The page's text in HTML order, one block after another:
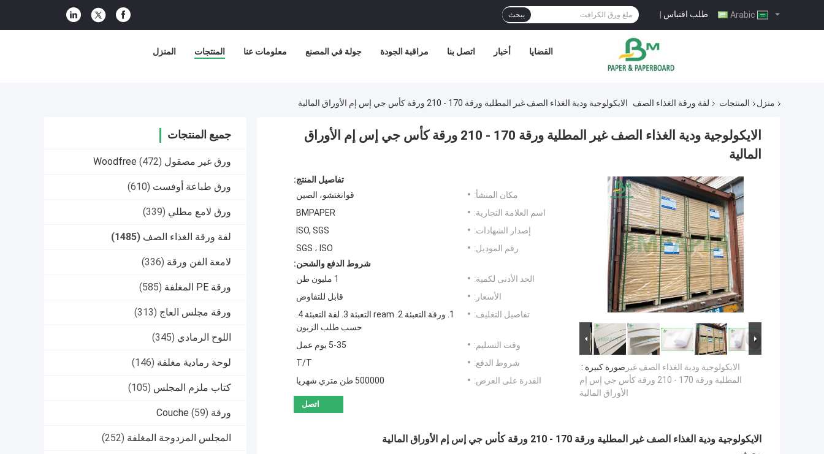
طلب اقتباس | يبحث
المنزل المنتجات معلومات عنا جولة في المصنع مراقبة الجودة اتصل بنا أخبار القضايا
منزل المنتجات لفة ورقة الغذاء الصف الايكولوجية ودية الغذاء الصف غير المطلية ورقة 170 - 210 ورقة كأس جي إس إم الأوراق المالية
جميع المنتجات
ورق غير مصقول Woodfree (472)
ورق طباعة أوفست (610)
ورق لامع مطلي (339)
لفة ورقة الغذاء الصف (1485)
لامعة الفن ورقة (336)
ورقة PE المغلفة (585)
ورقة مجلس العاج (313)
اللوح الرمادي (345)
لوحة رمادية مغلفة (146)
كتاب ملزم المجلس (105)
ورقة Couche (59)
المجلس المزدوجة المغلفة (252)
الايكولوجية ودية الغذاء الصف غير المطلية ورقة 170 - 210 ورقة كأس جي إس إم الأوراق
المالية
صورة كبيرة : الايكولوجية ودية الغذاء الصف غير
المطلية ورقة 170 - 210 ورقة كأس جي إس إم
الأوراق المالية
تفاصيل المنتج:
مكان المنشأ:
قوانغتشو، الصين
اسم العلامة التجارية:
BMPAPER
إصدار الشهادات:
ISO, SGS
رقم الموديل:
SGS ، ISO
شروط الدفع والشحن:
الحد الأدنى لكمية:
1 مليون طن
الأسعار:
قابل للتفاوض
تفاصيل التغليف:
1. ورقة التعبئة 2. ream التعبئة 3. لفة التعبئة 4.
حسب طلب الزبون
وقت التسليم:
5-35 يوم عمل
شروط الدفع:
T/T
القدرة على العرض:
500000 طن متري شهريا
اتصل
الايكولوجية ودية الغذاء الصف غير المطلية ورقة 170 - 210 ورقة كأس جي إس إم الأوراق المالية